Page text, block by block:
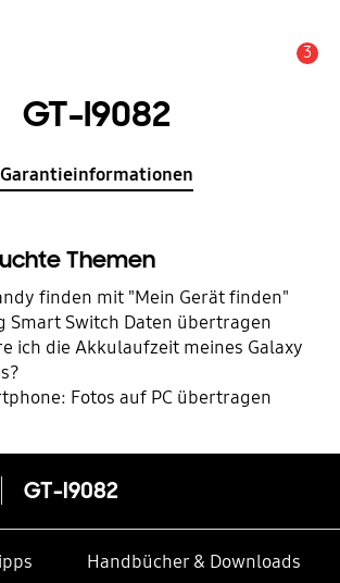
3
GT-I9082
Garantieinformationen
Themen
finden mit "Mein Gerät finden"
Smart Switch Daten übertragen
ich die Akkulaufzeit meines Galaxy
Fotos auf PC übertragen
GT-I9082
Handbücher & Downloads